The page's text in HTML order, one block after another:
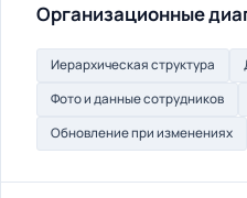
Организационные
Иерархическая структура
Фото и данные сотрудников
Обновление при изменениях